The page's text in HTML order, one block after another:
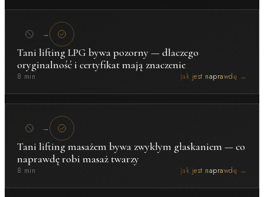
→
Tani lifting LPG bywa pozorny — dlaczego
oryginalność i certyfikat mają znaczenie
8 min Jak jest naprawdę →
→
Tani lifting masażem bywa zwykłym głaskaniem — co
naprawdę robi masaż twarzy
8 min Jak jest naprawdę →